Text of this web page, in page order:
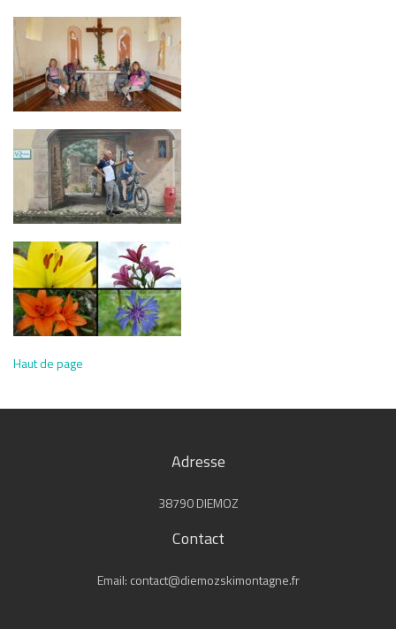
Haut de page
Adresse
38790 DIEMOZ
Contact
Email: contact@diemozskimontagne.fr